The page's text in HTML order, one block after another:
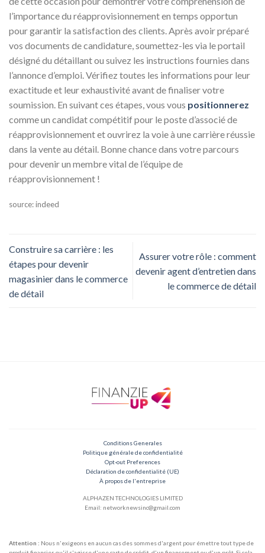
l’importance du réapprovisionnement en temps opportun
pour garantir la satisfaction des clients. Après avoir préparé
vos documents de candidature, soumettez-les via le portail
désigné du détaillant ou suivez les instructions fournies dans
l’annonce d’emploi. Vérifiez toutes les informations pour leur
exactitude et leur exhaustivité avant de finaliser votre
soumission. En suivant ces étapes, vous vous positionnerez
comme un candidat compétitif pour le poste d’associé de
réapprovisionnement et ouvrirez la voie à une carrière réussie
dans la vente au détail. Bonne chance dans votre parcours
pour devenir un membre vital de l’équipe de
réapprovisionnement !
source: indeed
Construire sa carrière : les
étapes pour devenir
magasinier dans le commerce
de détail
Assurer votre rôle : comment
devenir agent d’entretien dans
le commerce de détail
Conditions Generales
Politique générale de confidentialité
Opt-out Preferences
Déclaration de confidentialité (UE)
À propos de l'entreprise
ALPHAZEN TECHNOLOGIES LIMITED
Email: networknewsinc@gmail.com
Attention : Nous n'exigeons en aucun cas des sommes d'argent pour émettre tout type de